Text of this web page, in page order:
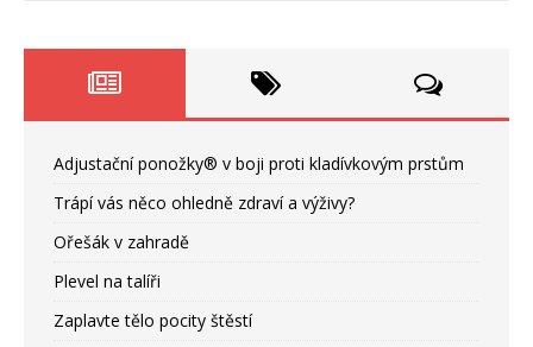
Adjustační ponožky® v boji proti kladívkovým prstům
Trápí vás něco ohledně zdraví a výživy?
Ořešák v zahradě
Plevel na talíři
Zaplavte tělo pocity štěstí